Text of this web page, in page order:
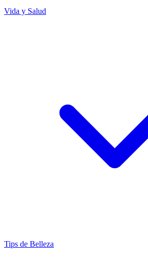
Vida y Salud
Tips de Belleza